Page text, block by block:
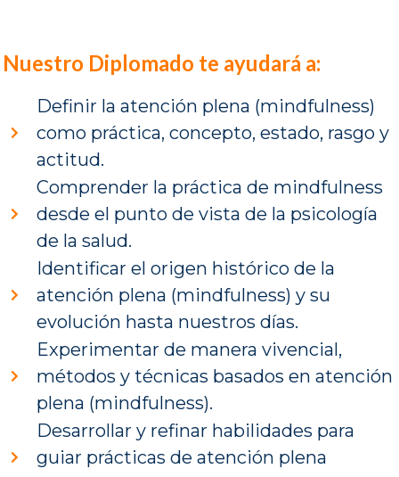
Nuestro Diplomado te ayudará a:
Definir la atención plena (mindfulness)
como práctica, concepto, estado, rasgo y
actitud.
Comprender la práctica de mindfulness
desde el punto de vista de la psicología
de la salud.
Identificar el origen histórico de la
atención plena (mindfulness) y su
evolución hasta nuestros días.
Experimentar de manera vivencial,
métodos y técnicas basados en atención
plena (mindfulness).
Desarrollar y refinar habilidades para
guiar prácticas de atención plena